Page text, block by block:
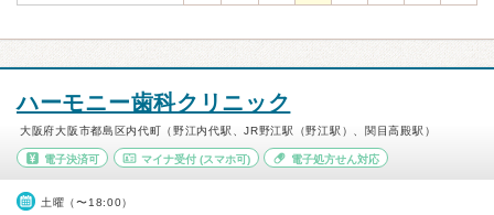
ハーモニー歯科クリニック
大阪府大阪市都島区内代町（野江内代駅、JR野江駅（野江駅）、関目高殿駅）
電子決済可 マイナ受付(スマホ可) 電子処方せん対応
土曜（〜18:00）